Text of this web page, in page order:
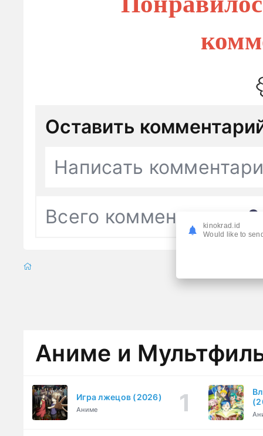
Оставить
Написать
Всего комментариев 0
Аниме и
Игра лжецов (2026)
Аниме
kinokrad.id
Would like to